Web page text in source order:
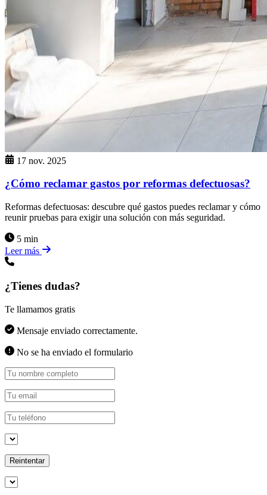
17 nov. 2025
¿Cómo reclamar gastos por reformas defectuosas?
Reformas defectuosas: descubre qué gastos puedes reclamar y cómo
reunir pruebas para exigir una solución con más seguridad.
5 min
Leer más
¿Tienes dudas?
Te llamamos gratis
Mensaje enviado correctamente.
No se ha enviado el formulario
Reintentar